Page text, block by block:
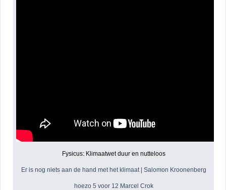
Fysicus: Klimaatwet duur en nutteloos
Er is nog niets aan de hand met het klimaat | Salomon Kroonenberg
hoezo 5 voor 12 Marcel Crok